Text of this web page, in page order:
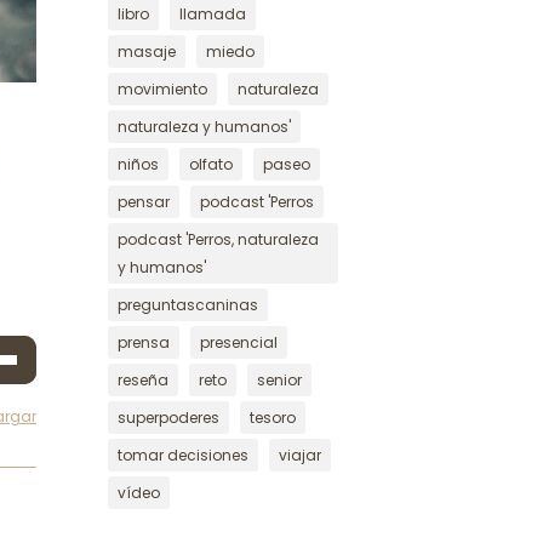
libro
llamada
masaje
miedo
movimiento
naturaleza
naturaleza y humanos'
niños
olfato
paseo
pensar
podcast 'Perros
podcast 'Perros, naturaleza
y humanos'
preguntascaninas
prensa
presencial
reseña
reto
senior
superpoderes
tesoro
tomar decisiones
viajar
vídeo